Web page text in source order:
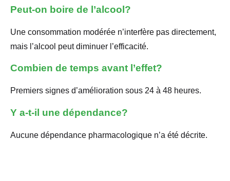
Peut-on boire de l’alcool?
Une consommation modérée n’interfère pas directement,
mais l’alcool peut diminuer l’efficacité.
Combien de temps avant l’effet?
Premiers signes d’amélioration sous 24 à 48 heures.
Y a-t-il une dépendance?
Aucune dépendance pharmacologique n’a été décrite.